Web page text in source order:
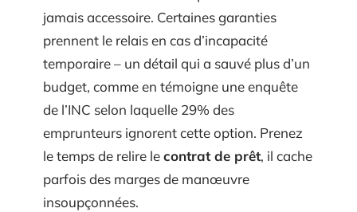
jamais accessoire. Certaines garanties
prennent le relais en cas d’incapacité
temporaire – un détail qui a sauvé plus d’un
budget, comme en témoigne une enquête
de l’INC selon laquelle 29% des
emprunteurs ignorent cette option. Prenez
le temps de relire lecontrat de prêt, il cache
parfois des marges de manœuvre
insoupçonnées.